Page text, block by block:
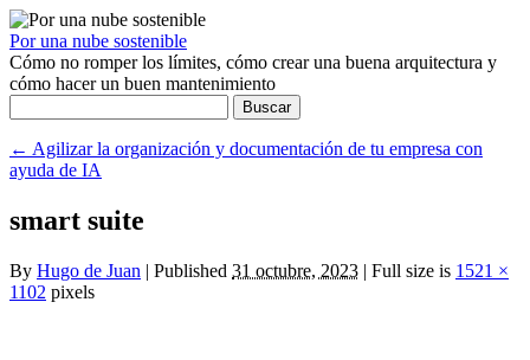
Por una nube sostenible
Cómo no romper los límites, cómo crear una buena arquitectura y
cómo hacer un buen mantenimiento
← Agilizar la organización y documentación de tu empresa con
ayuda de IA
smart suite
By Hugo de Juan | Published 31 octubre, 2023 | Full size is 1521 ×
1102 pixels